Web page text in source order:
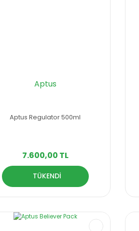
Aptus
Aptus Regulator 500ml
7.600,00 TL
TÜKENDİ